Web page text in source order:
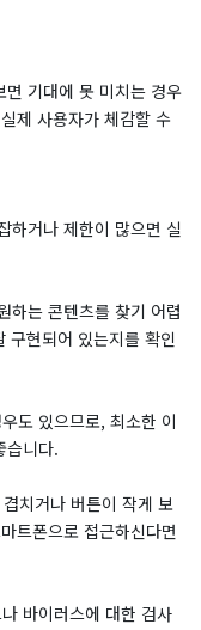
기대에 못 미치는 경우
제 사용자가 체감할 수
하거나 제한이 많으면 실
하는 콘텐츠를 찾기 어렵
구현되어 있는지를 확인
도 있으므로, 최소한 이
습니다.
치거나 버튼이 작게 보
트폰으로 접근하신다면
바이러스에 대한 검사